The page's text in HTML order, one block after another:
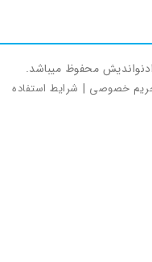
محفوظ میباشد.
خصوصی | شرایط استفاده